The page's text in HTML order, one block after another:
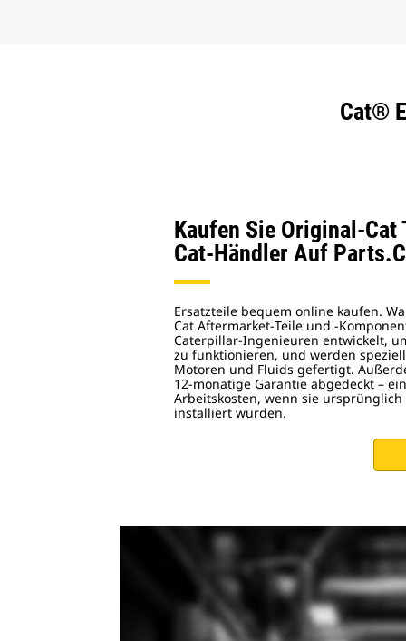
Cat®
Kaufen Sie Original‑Cat
Cat‑Händler Auf
Ersatzteile bequem online kaufen.
Cat Aftermarket‑Teile und
Caterpillar‑Ingenieuren entwickelt,
zu funktionieren, und werden
Motoren und Fluids gefertigt.
12‑monatige Garantie abgedeckt –
Arbeitskosten, wenn sie ursprünglich
installiert wurden.